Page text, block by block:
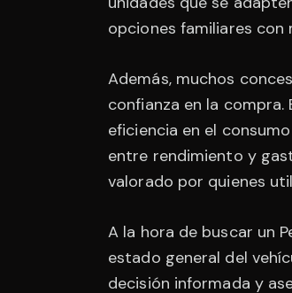
opciones familiares
Además, muchos
confianza en la
eficiencia en el
entre rendimiento y
valorado por quienes
A la hora de buscar un
estado general del
decisión informada y